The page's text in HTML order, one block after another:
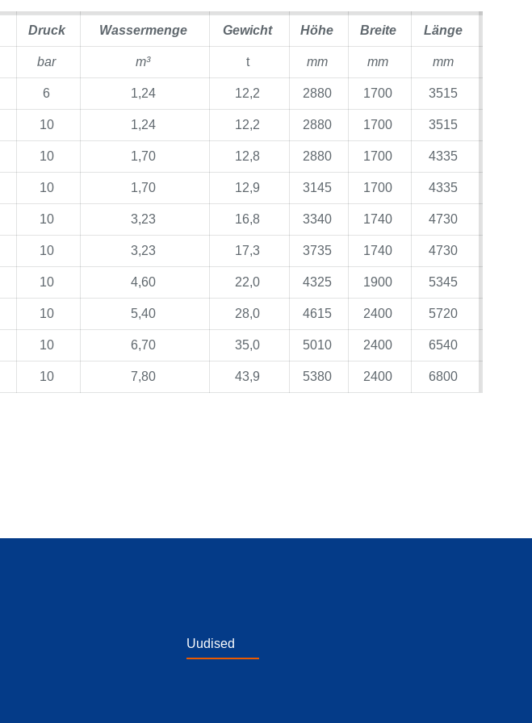
Druck Wassermenge Gewicht Höhe Breite Länge
bar m³ t mm mm mm
6 1,24 12,2 2880 1700 3515
10 1,24 12,2 2880 1700 3515
10 1,70 12,8 2880 1700 4335
10 1,70 12,9 3145 1700 4335
10 3,23 16,8 3340 1740 4730
10 3,23 17,3 3735 1740 4730
10 4,60 22,0 4325 1900 5345
10 5,40 28,0 4615 2400 5720
10 6,70 35,0 5010 2400 6540
10 7,80 43,9 5380 2400 6800
Uudised